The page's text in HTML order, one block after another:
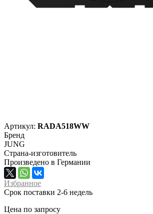
Артикул: RADA518WW
Бренд
JUNG
Страна-изготовитель
Произведено в Германии
Избранное
Срок поставки 2-6 недель
Цена по запросу